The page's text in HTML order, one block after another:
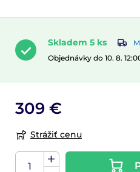
Skladem 5 ks
Objednávky do 10. 8.
309 €
Strážiť cenu